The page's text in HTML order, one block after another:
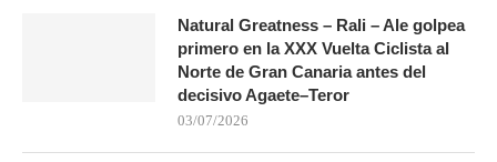
Natural Greatness – Rali – Ale golpea
primero en la XXX Vuelta Ciclista al
Norte de Gran Canaria antes del
decisivo Agaete–Teror
03/07/2026